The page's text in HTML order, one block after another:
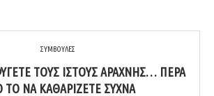
ΣΥΜΒΟΥΛΕΣ
ΤΟΥΣ ΙΣΤΟΎΣ ΑΡΆΧΝΗΣ… ΠΈΡΑ
ΤΟ ΝΑ ΚΑΘΑΡΊΖΕΤΕ ΣΥΧΝΆ